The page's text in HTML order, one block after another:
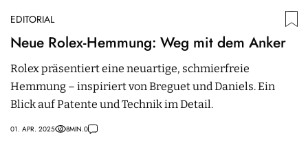
EDITORIAL
Neue Rolex-Hemmung: Weg mit dem Anker
Rolex präsentiert eine neuartige, schmierfreie
Hemmung – inspiriert von Breguet und Daniels. Ein
Blick auf Patente und Technik im Detail.
01. APR. 2025 8MIN.0